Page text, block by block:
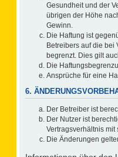
Gesundheit und der
übrigen der Höhe
Gewinn.
Die Haftung ist
Betreibers auf die bei
begrenzt. Dies gilt
Die
Ansprüche für eine
6.
Der Betreiber ist
Der Nutzer ist
Vertragsverhältnis mit
Die Änderungen